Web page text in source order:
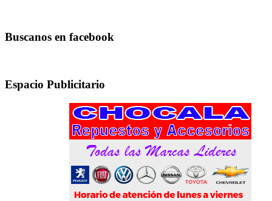
Buscanos en facebook
Espacio Publicitario